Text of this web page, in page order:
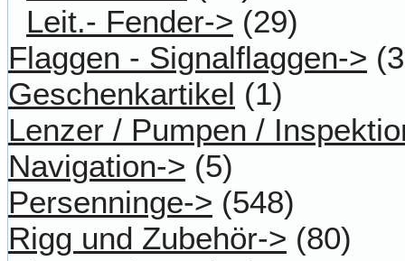
Leit.- Fender-> (29)
Flaggen - Signalflaggen->
Geschenkartikel (1)
Lenzer / Pumpen /
Navigation-> (5)
Persenninge-> (548)
Rigg und Zubehör-> (80)